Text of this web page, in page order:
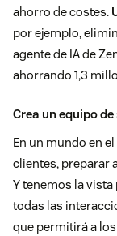
ahorro de costes.
por ejemplo,
agente de IA de
ahorrando 1,3
Crea un equipo
En un mundo en
clientes, preparar
Y tenemos la vista
todas las
que permitirá a